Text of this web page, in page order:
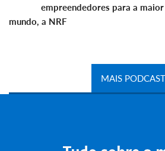
empreendedores para a
mundo, a NRF
MAIS PODCAST